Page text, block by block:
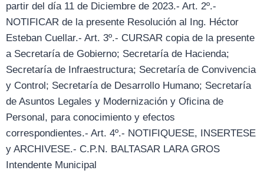
partir del día 11 de Diciembre de 2023.- Art. 2º.-
NOTIFICAR de la presente Resolución al Ing. Héctor
Esteban Cuellar.- Art. 3º.- CURSAR copia de la presente
a Secretaría de Gobierno; Secretaría de Hacienda;
Secretaría de Infraestructura; Secretaría de Convivencia
y Control; Secretaría de Desarrollo Humano; Secretaría
de Asuntos Legales y Modernización y Oficina de
Personal, para conocimiento y efectos
correspondientes.- Art. 4º.- NOTIFIQUESE, INSERTESE
y ARCHIVESE.- C.P.N. BALTASAR LARA GROS
Intendente Municipal